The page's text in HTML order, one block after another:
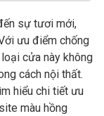
sự tươi mới,
ưu điểm chống
cửa này không
cách nội thất.
hiểu chi tiết ưu
màu hồng